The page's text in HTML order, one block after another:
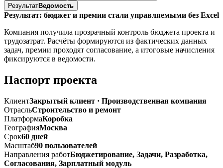
РезультатВедомость
Результат: бюджет и премии стали управляемыми без Excel
Компания получила прозрачный контроль бюджета проекта и
трудозатрат. Расчёты формируются из фактических данных
задач, премии проходят согласование, а итоговые начисления
фиксируются в ведомости.
Паспорт проекта
КлиентЗакрытый клиент · Производственная компания
ОтрасльСтроительство и ремонт
ПлатформаКоробка
ГеографияМосква
Срок60 дней
Масштаб90 пользователей
Направления работБюджетирование, Задачи, Разработка,
Согласования, Зарплатный модуль